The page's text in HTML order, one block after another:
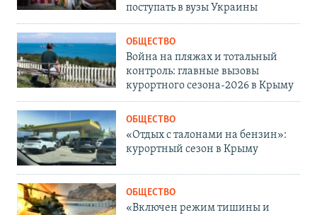
поступать в вузы Украины
ОБЩЕСТВО
Война на пляжах и тотальный
контроль: главные вызовы
курортного сезона-2026 в Крыму
ОБЩЕСТВО
«Отдых с талонами на бензин»:
курортный сезон в Крыму
ОБЩЕСТВО
«Включен режим тишины и